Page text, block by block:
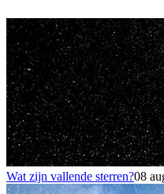
Wat zijn vallende sterren?08